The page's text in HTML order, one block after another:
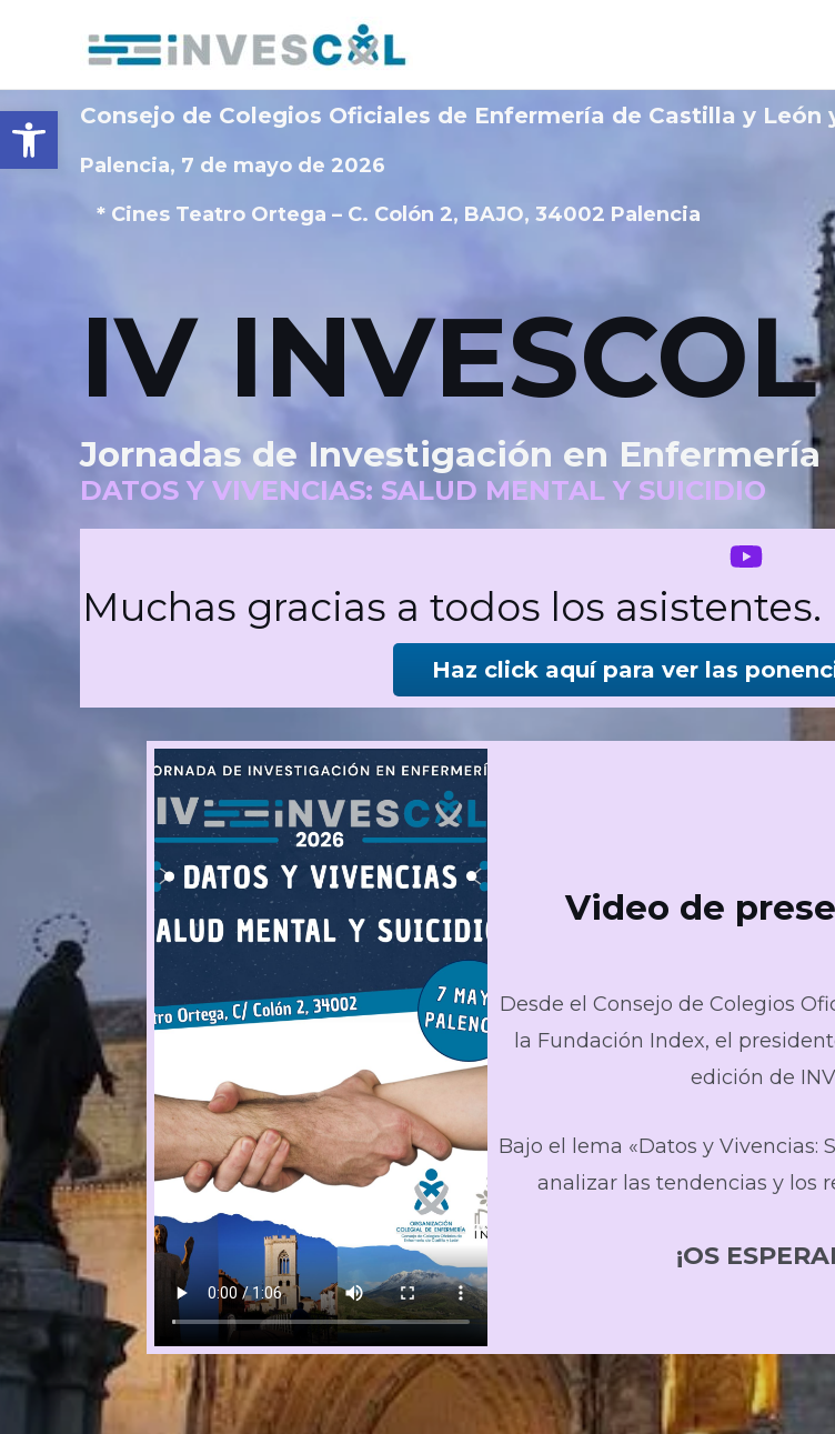
Abrir barra de herramientas
Consejo de Colegios Oficiales de Enfermería de Castilla y León
Palencia, 7 de mayo de 2026
* Cines Teatro Ortega – C. Colón 2, BAJO, 34002 Palencia
IV
Jornadas de Investigación en Enfermería
DATOS Y VIVENCIAS: SALUD MENTAL Y SUICIDIO
Muchas gracias a todos los asistentes.
Haz click aquí para ver las
Video de
Desde el Consejo de Colegios
la Fundación Index, el
edición de
Bajo el lema «Datos y Vivencias:
analizar las tendencias y los
¡OS